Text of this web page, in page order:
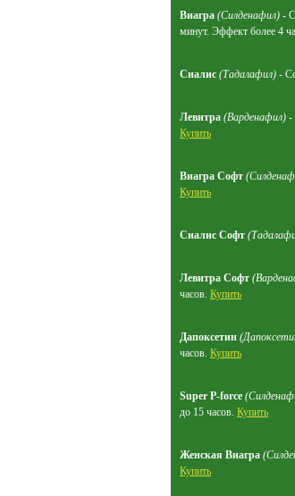
Виагра (Силденафил) -
минут. Эффект более 4
Сиалис (Тадалафил) -
Левитра (Варденафил) -
Купить
Виагра Софт
Купить
Сиалис Софт
Левитра Софт
часов. Купить
Дапоксетин
часов. Купить
Super P-force
до 15 часов. Купить
Женская Виагра
Купить